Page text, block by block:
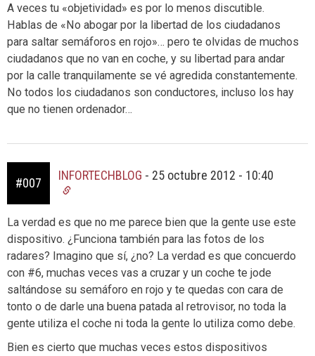
A veces tu «objetividad» es por lo menos discutible.
Hablas de «No abogar por la libertad de los ciudadanos
para saltar semáforos en rojo»… pero te olvidas de muchos
ciudadanos que no van en coche, y su libertad para andar
por la calle tranquilamente se vé agredida constantemente.
No todos los ciudadanos son conductores, incluso los hay
que no tienen ordenador…
#007
INFORTECHBLOG - 25 octubre 2012 - 10:40
La verdad es que no me parece bien que la gente use este
dispositivo. ¿Funciona también para las fotos de los
radares? Imagino que sí, ¿no? La verdad es que concuerdo
con #6, muchas veces vas a cruzar y un coche te jode
saltándose su semáforo en rojo y te quedas con cara de
tonto o de darle una buena patada al retrovisor, no toda la
gente utiliza el coche ni toda la gente lo utiliza como debe.
Bien es cierto que muchas veces estos dispositivos